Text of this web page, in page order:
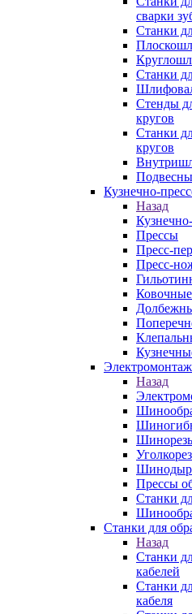
сварки
Станки
Станки
Стенды
кругов
Станки
кругов
Кузнечно-
Назад
Прессы
Пресс-
Пресс-
Назад
Прессы
Станки
Станки для
Назад
Станки
кабелей
Станки
кабеля